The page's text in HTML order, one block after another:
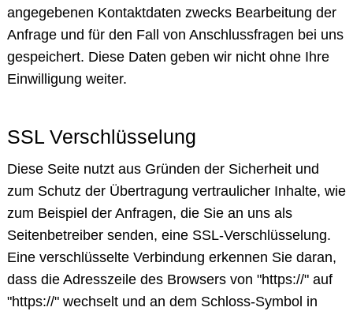
angegebenen Kontaktdaten zwecks Bearbeitung der
Anfrage und für den Fall von Anschlussfragen bei uns
gespeichert. Diese Daten geben wir nicht ohne Ihre
Einwilligung weiter.
SSL Verschlüsselung
Diese Seite nutzt aus Gründen der Sicherheit und
zum Schutz der Übertragung vertraulicher Inhalte, wie
zum Beispiel der Anfragen, die Sie an uns als
Seitenbetreiber senden, eine SSL-Verschlüsselung.
Eine verschlüsselte Verbindung erkennen Sie daran,
dass die Adresszeile des Browsers von "https://" auf
"https://" wechselt und an dem Schloss-Symbol in